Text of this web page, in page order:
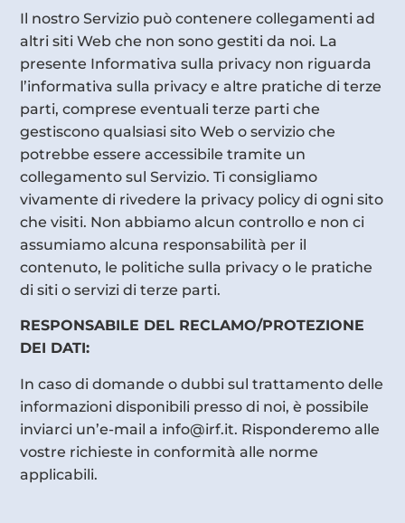
Il nostro Servizio può contenere collegamenti ad
altri siti Web che non sono gestiti da noi. La
presente Informativa sulla privacy non riguarda
l’informativa sulla privacy e altre pratiche di terze
parti, comprese eventuali terze parti che
gestiscono qualsiasi sito Web o servizio che
potrebbe essere accessibile tramite un
collegamento sul Servizio. Ti consigliamo
vivamente di rivedere la privacy policy di ogni sito
che visiti. Non abbiamo alcun controllo e non ci
assumiamo alcuna responsabilità per il
contenuto, le politiche sulla privacy o le pratiche
di siti o servizi di terze parti.
RESPONSABILE DEL RECLAMO/PROTEZIONE
DEI DATI:
In caso di domande o dubbi sul trattamento delle
informazioni disponibili presso di noi, è possibile
inviarci un’e-mail a info@irf.it. Risponderemo alle
vostre richieste in conformità alle norme
applicabili.